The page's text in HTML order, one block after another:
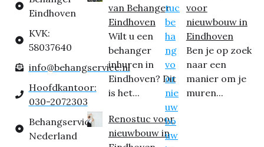
Eindhoven
KVK:
58037640
info@behangservice.nl
Hoofdkantoor:
030-2072303
Behangservice
Nederland
van Behanger
Eindhoven
Wilt u een
behanger
inhuren in
Eindhoven? Dit
is het...
Renostuc voor
nieuwbouw in
voor
nieuwbouw in
Eindhoven
Ben je op zoek
naar een
manier om je
muren...